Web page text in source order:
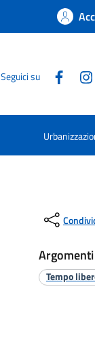
Seguici su
Argomenti
Tempo